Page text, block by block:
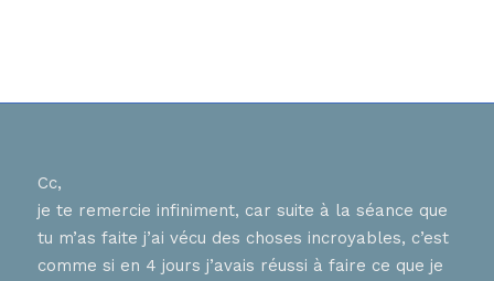
Cc,
je te remercie infiniment, car suite à la séance que
tu m’as faite j’ai vécu des choses incroyables, c’est
comme si en 4 jours j’avais réussi à faire ce que je